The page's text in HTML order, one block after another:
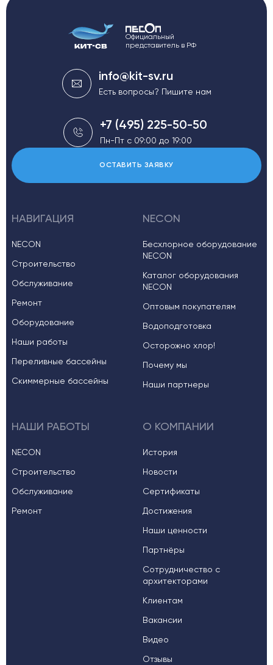
НАВИГАЦИЯ
NECON
Строительство
Обслуживание
Ремонт
Оборудование
Наши работы
Переливные бассейны
Скиммерные бассейны
NECON
Бесхлорное оборудование
NECON
Каталог оборудования
NECON
Оптовым покупателям
Водоподготовка
Осторожно хлор!
Почему мы
Наши партнеры
НАШИ РАБОТЫ
NECON
Строительство
Обслуживание
Ремонт
О КОМПАНИИ
История
Новости
Сертификаты
Достижения
Наши ценности
Партнёры
Сотрудничество с
архитекторами
Клиентам
Вакансии
Видео
Отзывы
Официальный
представитель в РФ
info@kit-sv.ru
Есть вопросы? Пишите нам
+7 (495) 225-50-50
Пн-Пт с 09:00 до 19:00
ОСТАВИТЬ ЗАЯВКУ